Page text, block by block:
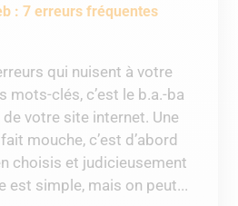
: 7 erreurs fréquentes
qui nuisent à votre
mots-clés, c’est le b.a.-ba
votre site internet. Une
mouche, c’est d’abord
choisis et judicieusement
est simple, mais on peut...